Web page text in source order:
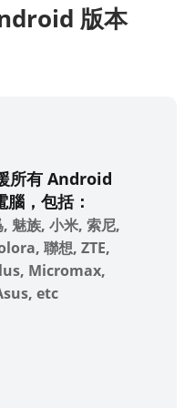
版本
所有 Android
，包括：
魅族, 小米, 索尼,
聯想, ZTE,
Micromax,
etc